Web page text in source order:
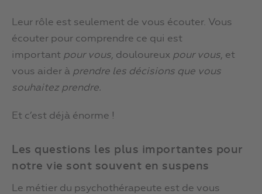
Leur rôle est seulement de vous écouter. Vous
écouter pour comprendre ce qui est
important pour vous, douloureux pour vous, et
vous aider à prendre les décisions que vous
souhaitez prendre.
Et c’est déjà énorme !
Les questions les plus importantes pour
notre vie sont souvent en suspens
Le métier du psychothérapeute est de vous